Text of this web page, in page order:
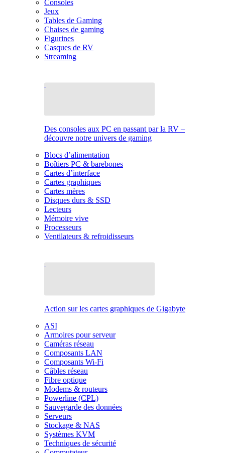
Consoles
Jeux
Tables de Gaming
Chaises de gaming
Figurines
Casques de RV
Streaming
Des consoles aux PC en passant par la RV –
découvre notre univers de gaming
Blocs d’alimentation
Boîtiers PC & barebones
Cartes d’interface
Cartes graphiques
Cartes mères
Disques durs & SSD
Lecteurs
Mémoire vive
Processeurs
Ventilateurs & refroidisseurs
Action sur les cartes graphiques de Gigabyte
ASI
Armoires pour serveur
Caméras réseau
Composants LAN
Composants Wi-Fi
Câbles réseau
Fibre optique
Modems & routeurs
Powerline (CPL)
Sauvegarde des données
Serveurs
Stockage & NAS
Systèmes KVM
Techniques de sécurité